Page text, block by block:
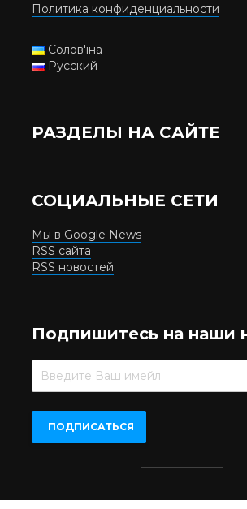
Политика конфиденциальности
Солов'їна
Русский
РАЗДЕЛЫ НА САЙТЕ
СОЦИАЛЬНЫЕ СЕТИ
Мы в Google News
RSS сайта
RSS новостей
Подпишитесь на наши
Beer.UA © 2016-2022